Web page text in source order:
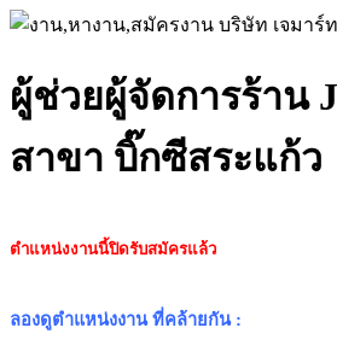
ผู้ช่วยผู้จัดการร้าน
สาขา บิ๊กซีสระแก้ว
ตำแหน่งงานนี้ปิดรับสมัครแล้ว
ลองดูตำแหน่งงาน ที่คล้ายกัน: